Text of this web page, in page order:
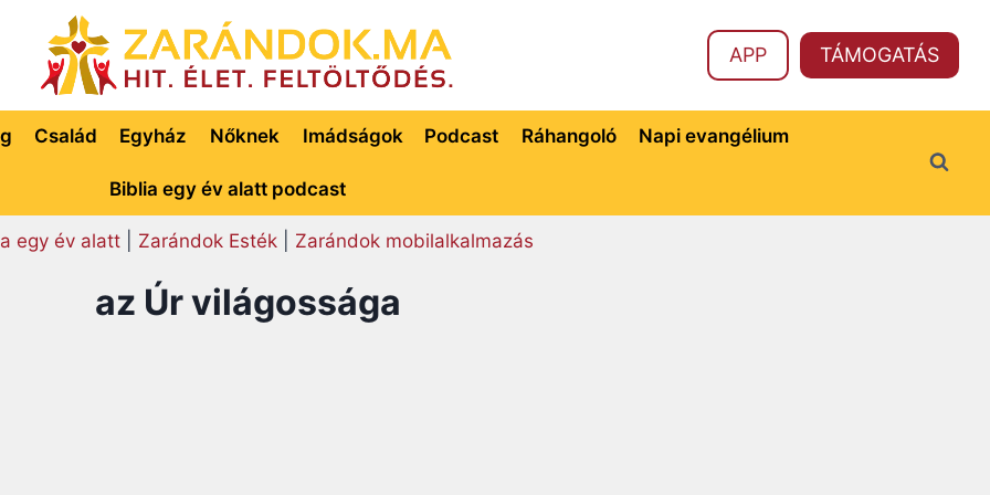
APP TÁMOGATÁS
Család Egyház Nőknek Imádságok Podcast Ráhangoló Napi evangélium
Biblia egy év alatt podcast
egy év alatt| Zarándok Esték| Zarándok mobilalkalmazás
az Úr világossága